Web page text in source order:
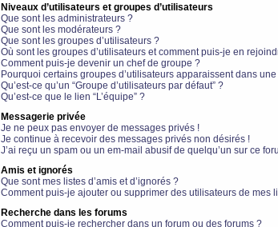
Niveaux d’utilisateurs et groupes d’utilisateurs
Que sont les administrateurs ?
Que sont les modérateurs ?
Que sont les groupes d’utilisateurs ?
Où sont les groupes d’utilisateurs et comment puis-je en
Comment puis-je devenir un chef de groupe ?
Pourquoi certains groupes d’utilisateurs apparaissent dans
Qu’est-ce qu’un “Groupe d’utilisateurs par défaut” ?
Qu’est-ce que le lien “L’équipe” ?
Messagerie privée
Je ne peux pas envoyer de messages privés !
Je continue à recevoir des messages privés non désirés !
J’ai reçu un spam ou un em-mail abusif de quelqu’un sur ce
Amis et ignorés
Que sont mes listes d’amis et d’ignorés ?
Comment puis-je ajouter ou supprimer des utilisateurs de mes
Recherche dans les forums
Comment puis-je rechercher dans un forum ou des forums ?